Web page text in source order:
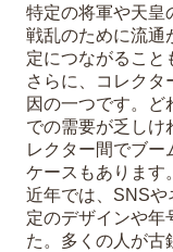
特定の将軍や天皇
戦乱のために流通
定につながること
さらに、コレクタ
因の一つです。ど
での需要が乏しけ
レクター間でブー
ケースもあります。
近年では、SNSや
定のデザインや年
た。多くの人が古